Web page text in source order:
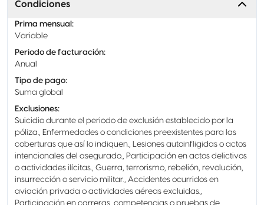
Condiciones
Prima mensual :
Variable
Periodo de facturación:
Anual
Tipo de pago:
Suma global
Exclusiones:
Suicidio durante el periodo de exclusión establecido por la
póliza., Enfermedades o condiciones preexistentes para las
coberturas que así lo indiquen., Lesiones autoinfligidas o actos
intencionales del asegurado., Participación en actos delictivos
o actividades ilícitas., Guerra, terrorismo, rebelión, revolución,
insurrección o servicio militar., Accidentes ocurridos en
aviación privada o actividades aéreas excluidas.,
Participación en carreras, competencias o pruebas de